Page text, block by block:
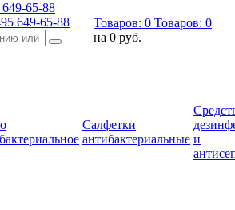
65-88
649-65-88 Товаров: 0 Товаров: 0
на 0 руб.
Салфетки
антибактериальные и